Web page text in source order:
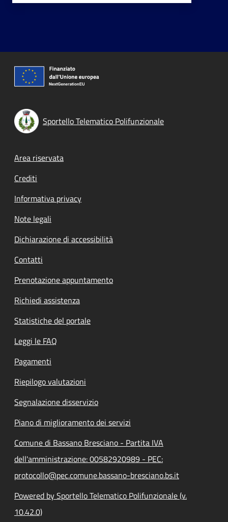
Sportello Telematico Polifunzionale
Footer menu
Area riservata
Crediti
Informativa privacy
Note legali
Dichiarazione di accessibilità
Contatti
Prenotazione appuntamento
Richiedi assistenza
Statistiche del portale
Leggi le FAQ
Pagamenti
Riepilogo valutazioni
Segnalazione disservizio
Piano di miglioramento dei servizi
Comune di Bassano Bresciano - Partita IVA
dell'amministrazione: 00582920989 - PEC:
protocollo@pec.comune.bassano-bresciano.bs.it
Powered by Sportello Telematico Polifunzionale (v.
10.42.0)